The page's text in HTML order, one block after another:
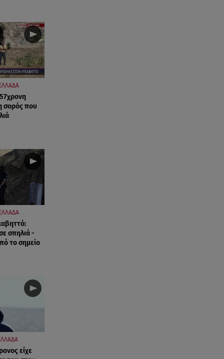
ΕΛΛΑΔΑ
σορός που
ΕΛΛΑΔΑ
σπηλιά -
το σημείο
είχε